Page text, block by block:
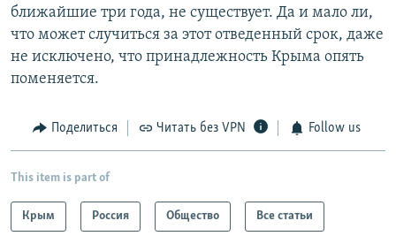
ближайшие три года, не существует. Да и мало ли,
что может случиться за этот отведенный срок, даже
не исключено, что принадлежность Крыма опять
поменяется.
Поделиться Читать без VPN Follow us
This item is part of
Крым Россия Общество Все статьи